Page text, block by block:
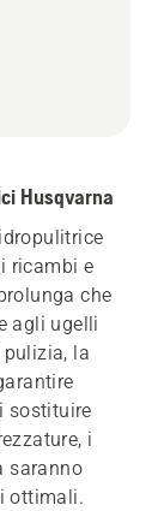
Husqvarna
ricambi e
che
agli ugelli
la
sostituire
i
saranno
ottimali.